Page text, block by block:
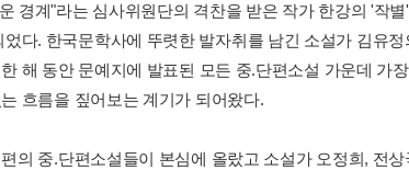
경계"라는 심사위원단의 격찬을 받은 작가 한강의 '작
다. 한국문학사에 뚜렷한 발자취를 남긴 소설가 김유
해 동안 문예지에 발표된 모든 중.단편소설 가운데 가
흐름을 짚어보는 계기가 되어왔다.
의 중.단편소설들이 본심에 올랐고 소설가 오정희, 전